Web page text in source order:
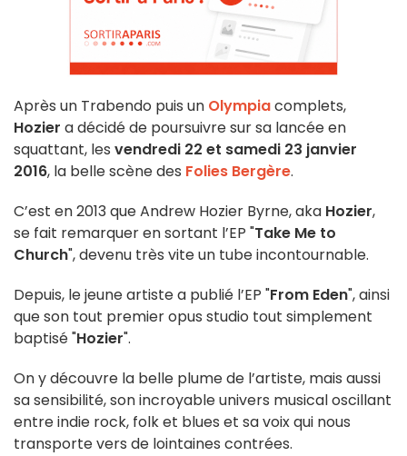
Après un Trabendo puis un Olympiacomplets,
Hozier a décidé de poursuivre sur sa lancée en
squattant, les vendredi 22 et samedi 23 janvier
2016, la belle scène des Folies Bergère.
C’est en 2013 que Andrew Hozier Byrne, aka Hozier,
se fait remarquer en sortant l’EP "Take Me to
Church", devenu très vite un tube incontournable.
Depuis, le jeune artiste a publié l’EP "From Eden", ainsi
que son tout premier opus studio tout simplement
baptisé "Hozier".
On y découvre la belle plume de l’artiste, mais aussi
sa sensibilité, son incroyable univers musical oscillant
entre indie rock, folk et blues et sa voix qui nous
transporte vers de lointaines contrées.